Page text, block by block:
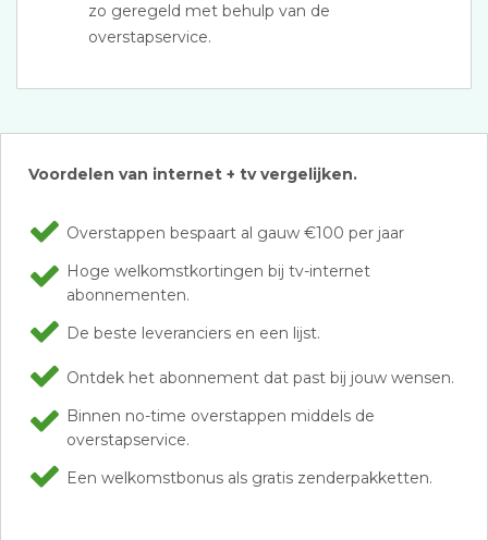
zo geregeld met behulp van de
overstapservice.
Voordelen van internet + tv vergelijken.
Overstappen bespaart al gauw €100 per jaar
Hoge welkomstkortingen bij tv-internet
abonnementen.
De beste leveranciers en een lijst.
Ontdek het abonnement dat past bij jouw wensen.
Binnen no-time overstappen middels de
overstapservice.
Een welkomstbonus als gratis zenderpakketten.